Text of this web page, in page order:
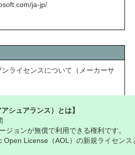
ja-jp/
ライセンスについて（メーカーサ
シュアランス）とは】
ョンが無償で利用できる権利です。
License（AOL）の新規ライセンス